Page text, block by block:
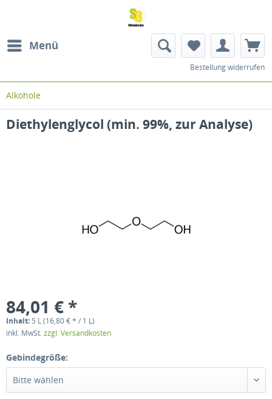
Menü
Bestellung widerrufen
Alkohole
Diethylenglycol (min. 99%, zur Analyse)
84,01 € *
Inhalt: 5 L (16,80 € * / 1 L)
inkl. MwSt.zzgl. Versandkosten
Gebindegröße:
Bitte wählen